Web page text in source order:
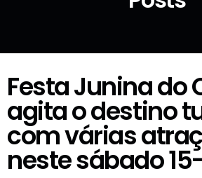
Festa Junina do
agita o destino
com várias
neste sábado